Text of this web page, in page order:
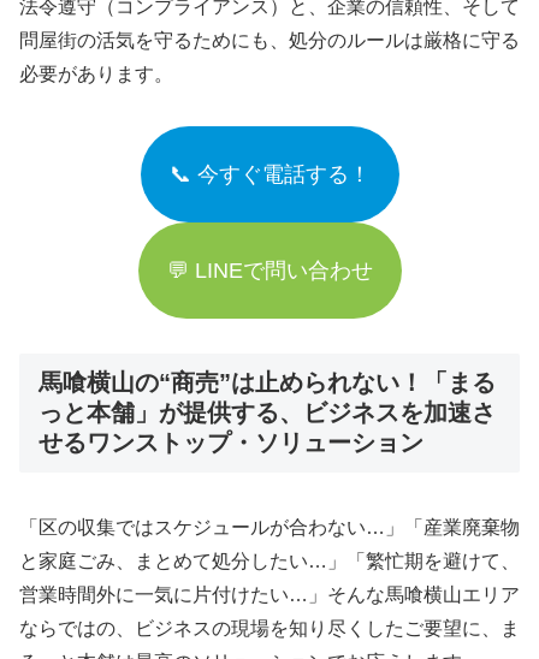
法令遵守（コンプライアンス）と、企業の信頼性、そして
問屋街の活気を守るためにも、処分のルールは厳格に守る
必要があります。
📞 今すぐ電話する！
💬 LINEで問い合わせ
馬喰横山の“商売”は止められない！「まる
っと本舗」が提供する、ビジネスを加速さ
せるワンストップ・ソリューション
「区の収集ではスケジュールが合わない…」「産業廃棄物
と家庭ごみ、まとめて処分したい…」「繁忙期を避けて、
営業時間外に一気に片付けたい…」そんな馬喰横山エリア
ならではの、ビジネスの現場を知り尽くしたご要望に、ま